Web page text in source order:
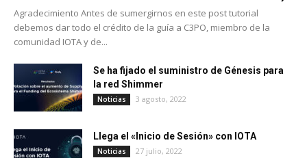
Agradecimiento Antes de sumergirnos en este post tutorial
debemos dar todo el crédito de la guía a C3PO, miembro de la
comunidad IOTA y de...
Se ha fijado el suministro de Génesis para
la red Shimmer
Noticias 3 agosto, 2022
Llega el «Inicio de Sesión» con IOTA
Noticias 27 julio, 2022